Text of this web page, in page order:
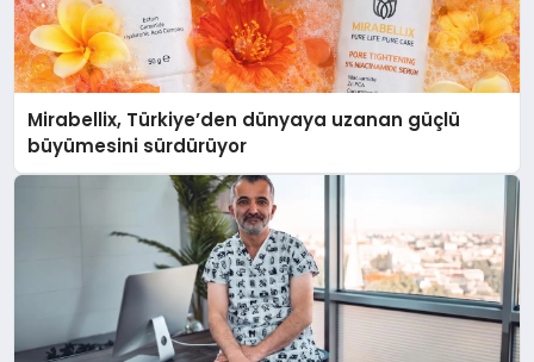
Mirabellix, Türkiye’den dünyaya uzanan güçlü
büyümesini sürdürüyor